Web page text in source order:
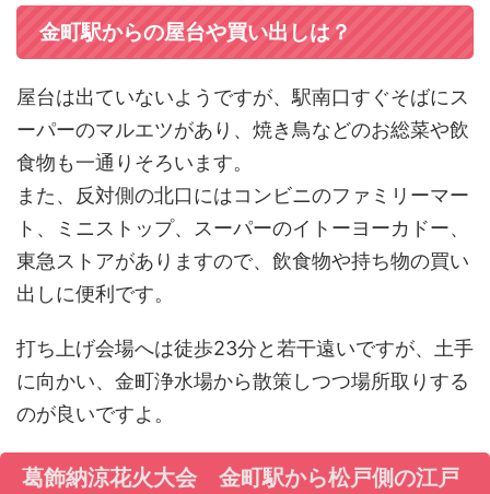
金町駅からの屋台や買い出しは？
屋台は出ていないようですが、駅南口すぐそばにス
ーパーのマルエツがあり、焼き鳥などのお総菜や飲
食物も一通りそろいます。
また、反対側の北口にはコンビニのファミリーマー
ト、ミニストップ、スーパーのイトーヨーカドー、
東急ストアがありますので、飲食物や持ち物の買い
出しに便利です。
打ち上げ会場へは徒歩23分と若干遠いですが、土手
に向かい、金町浄水場から散策しつつ場所取りする
のが良いですよ。
葛飾納涼花火大会 金町駅から松戸側の江戸